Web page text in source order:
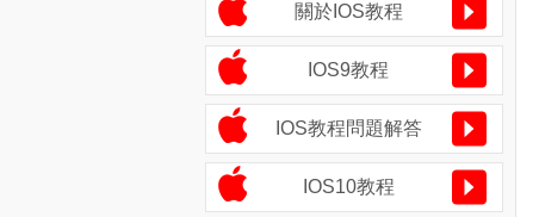
關於IOS教程
IOS9教程
IOS教程問題解答
IOS10教程